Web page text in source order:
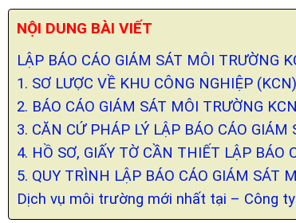
NỘI DUNG BÀI VIẾT
LẬP BÁO CÁO GIÁM SÁT MÔI TRƯỜNG
1. SƠ LƯỢC VỀ KHU CÔNG NGHIỆP
2. BÁO CÁO GIÁM SÁT MÔI TRƯỜNG
3. CĂN CỨ PHÁP LÝ LẬP BÁO CÁO GIÁM
4. HỒ SƠ, GIẤY TỜ CẦN THIẾT LẬP BÁO
5. QUY TRÌNH LẬP BÁO CÁO GIÁM SÁT
Dịch vụ môi trường mới nhất tại – Công